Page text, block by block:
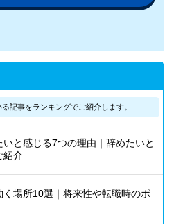
記事をランキングでご紹介します。
と感じる7つの理由｜辞めたいと
紹介
場所10選｜将来性や転職時のポ